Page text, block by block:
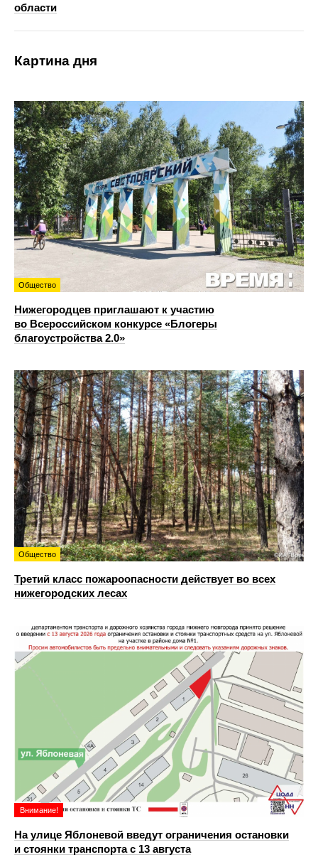
области
Картина дня
Общество
Нижегородцев приглашают к участию
во Всероссийском конкурсе «Блогеры
благоустройства 2.0»
Общество
Третий класс пожароопасности действует во всех
нижегородских лесах
Внимание!
На улице Яблоневой введут ограничения остановки
и стоянки транспорта с 13 августа